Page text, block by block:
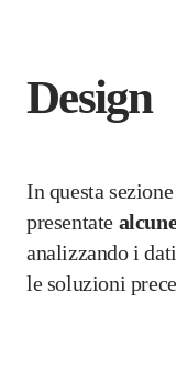
Design
In questa
presentate
analizzando i
le soluzioni